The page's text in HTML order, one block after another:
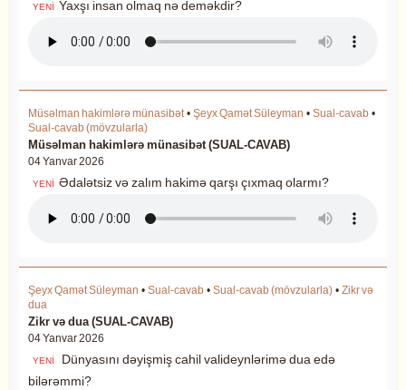
YENİ Yaxşı insan olmaq nə deməkdir?
Müsəlman hakimlərə münasibət • Şeyx Qamət Süleyman • Sual-cavab •
Sual-cavab (mövzularla)
Müsəlman hakimlərə münasibət (SUAL-CAVAB)
04 Yanvar 2026
YENİ Ədalətsiz və zalım hakimə qarşı çıxmaq olarmı?
Şeyx Qamət Süleyman • Sual-cavab • Sual-cavab (mövzularla) • Zikr və
dua
Zikr və dua (SUAL-CAVAB)
04 Yanvar 2026
YENİ
Dünyasını dəyişmiş cahil valideynlərimə dua edə
bilərəmmi?